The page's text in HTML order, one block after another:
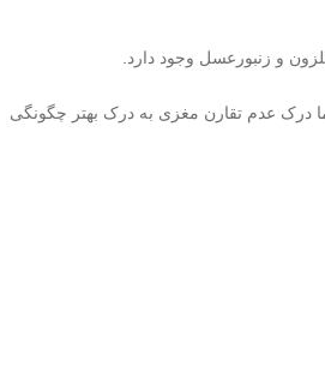
و زنبورعسل وجود دارد.
درک عدم تقارن مغزی به درک بهتر چگونگی